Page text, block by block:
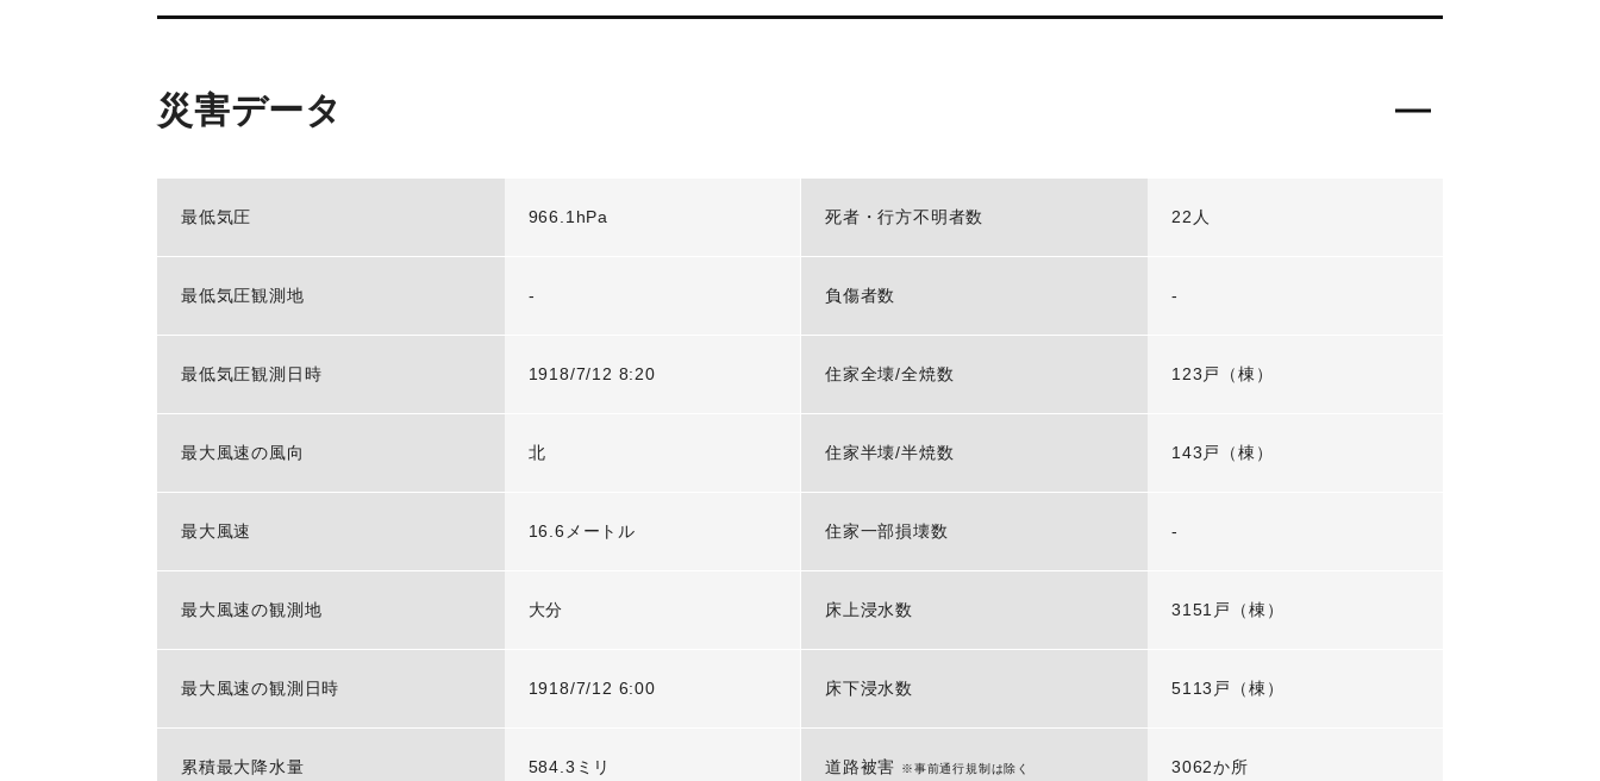
災害データ
最低気圧 966.1hPa
最低気圧観測地 -
最低気圧観測日時 1918/7/12 8:20
最大風速の風向 北
最大風速 16.6メートル
最大風速の観測地 大分
最大風速の観測日時 1918/7/12 6:00
累積最大降水量 584.3ミリ
死者・行方不明者数 22人
負傷者数 -
住家全壊/全焼数 123戸（棟）
住家半壊/半焼数 143戸（棟）
住家一部損壊数 -
床上浸水数 3151戸（棟）
床下浸水数 5113戸（棟）
道路被害 ※事前通行規制は除く 3062か所